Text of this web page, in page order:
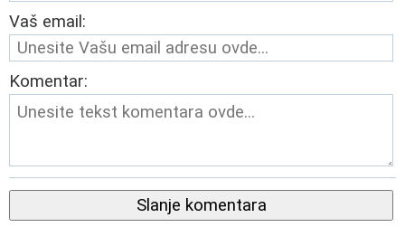
Vaš email:
Komentar:
Slanje komentara